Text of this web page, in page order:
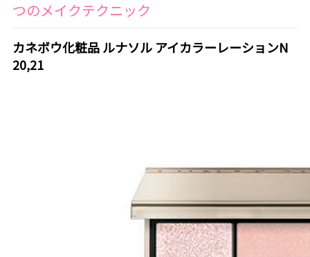
つのメイクテクニック
カネボウ化粧品 ルナソル アイカラーレーションN
20,21